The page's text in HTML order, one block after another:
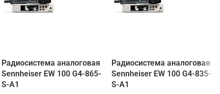
Радиосистема аналоговая
Sennheiser EW 100 G4-865-
S-A1
Радиосистема аналоговая
Sennheiser EW 100 G4-835-
S-A1